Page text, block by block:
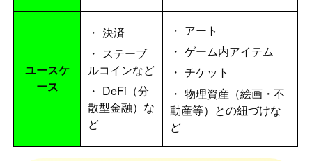
ユースケ
ース
決済
ステーブ
ルコインなど
DeFi（分
散型金融）な
ど
アート
ゲーム内アイテム
チケット
物理資産（絵画・不
動産等）との紐づけな
ど